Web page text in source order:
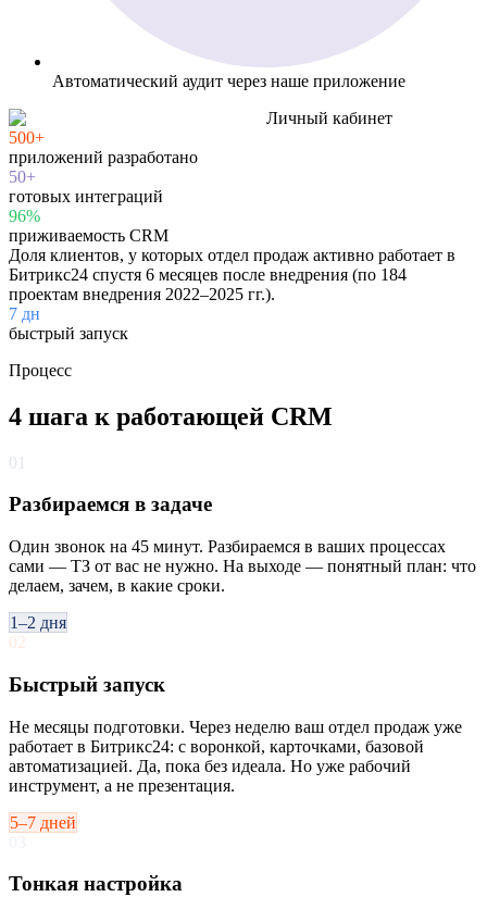
Автоматический аудит через наше приложение
Личный кабинет
500+
приложений разработано
50+
готовых интеграций
96%
приживаемость CRM
Доля клиентов, у которых отдел продаж активно работает в
Битрикс24 спустя 6 месяцев после внедрения (по 184
проектам внедрения 2022–2025 гг.).
7 дн
быстрый запуск
Процесс
4 шага к работающей CRM
01
Разбираемся в задаче
Один звонок на 45 минут. Разбираемся в ваших процессах
сами — ТЗ от вас не нужно. На выходе — понятный план: что
делаем, зачем, в какие сроки.
1–2 дня
02
Быстрый запуск
Не месяцы подготовки. Через неделю ваш отдел продаж уже
работает в Битрикс24: с воронкой, карточками, базовой
автоматизацией. Да, пока без идеала. Но уже рабочий
инструмент, а не презентация.
5–7 дней
Тонкая настройка